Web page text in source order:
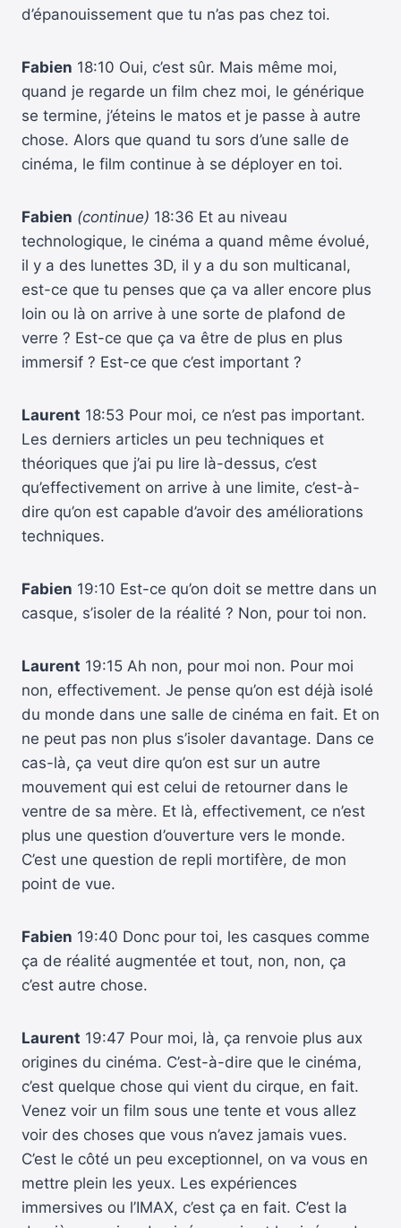
d’épanouissement que tu n’as pas chez toi.
Fabien 18:10 Oui, c’est sûr. Mais même moi,
quand je regarde un film chez moi, le générique
se termine, j’éteins le matos et je passe à autre
chose. Alors que quand tu sors d’une salle de
cinéma, le film continue à se déployer en toi.
Fabien (continue) 18:36 Et au niveau
technologique, le cinéma a quand même évolué,
il y a des lunettes 3D, il y a du son multicanal,
est-ce que tu penses que ça va aller encore plus
loin ou là on arrive à une sorte de plafond de
verre ? Est-ce que ça va être de plus en plus
immersif ? Est-ce que c’est important ?
Laurent 18:53 Pour moi, ce n’est pas important.
Les derniers articles un peu techniques et
théoriques que j’ai pu lire là-dessus, c’est
qu’effectivement on arrive à une limite, c’est-à-
dire qu’on est capable d’avoir des améliorations
techniques.
Fabien 19:10 Est-ce qu’on doit se mettre dans un
casque, s’isoler de la réalité ? Non, pour toi non.
Laurent 19:15 Ah non, pour moi non. Pour moi
non, effectivement. Je pense qu’on est déjà isolé
du monde dans une salle de cinéma en fait. Et on
ne peut pas non plus s’isoler davantage. Dans ce
cas-là, ça veut dire qu’on est sur un autre
mouvement qui est celui de retourner dans le
ventre de sa mère. Et là, effectivement, ce n’est
plus une question d’ouverture vers le monde.
C’est une question de repli mortifère, de mon
point de vue.
Fabien 19:40 Donc pour toi, les casques comme
ça de réalité augmentée et tout, non, non, ça
c’est autre chose.
Laurent 19:47 Pour moi, là, ça renvoie plus aux
origines du cinéma. C’est-à-dire que le cinéma,
c’est quelque chose qui vient du cirque, en fait.
Venez voir un film sous une tente et vous allez
voir des choses que vous n’avez jamais vues.
C’est le côté un peu exceptionnel, on va vous en
mettre plein les yeux. Les expériences
immersives ou l’IMAX, c’est ça en fait. C’est la